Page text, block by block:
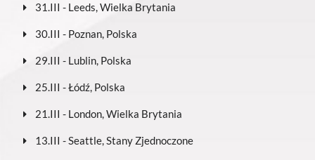
31.III - Leeds, Wielka Brytania
30.III - Poznan, Polska
29.III - Lublin, Polska
25.III - Łódź, Polska
21.III - London, Wielka Brytania
13.III - Seattle, Stany Zjednoczone